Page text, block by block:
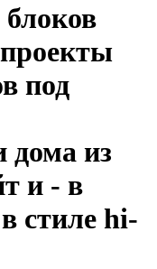
под
дома из
и - в
стиле hi-